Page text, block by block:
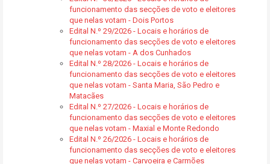
funcionamento das secções de voto e eleitores
que nelas votam - Dois Portos
Edital N.º 29/2026 - Locais e horários de
funcionamento das secções de voto e eleitores
que nelas votam - A dos Cunhados
Edital N.º 28/2026 - Locais e horários de
funcionamento das secções de voto e eleitores
que nelas votam - Santa Maria, São Pedro e
Matacães
Edital N.º 27/2026 - Locais e horários de
funcionamento das secções de voto e eleitores
que nelas votam - Maxial e Monte Redondo
Edital N.º 26/2026 - Locais e horários de
funcionamento das secções de voto e eleitores
que nelas votam - Carvoeira e Carmões